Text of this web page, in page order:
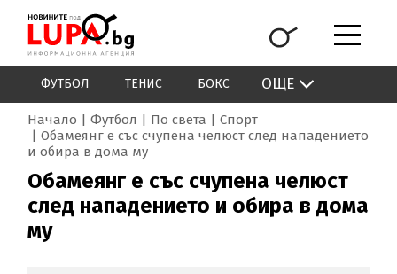
ФУТБОЛ ТЕНИС БОКС ОЩЕ
Начало Футбол По света
Спорт
Обамеянг е със счупена челюст след нападението
и обира в дома му
Обамеянг е със счупена челюст
след нападението и обира в дома
му